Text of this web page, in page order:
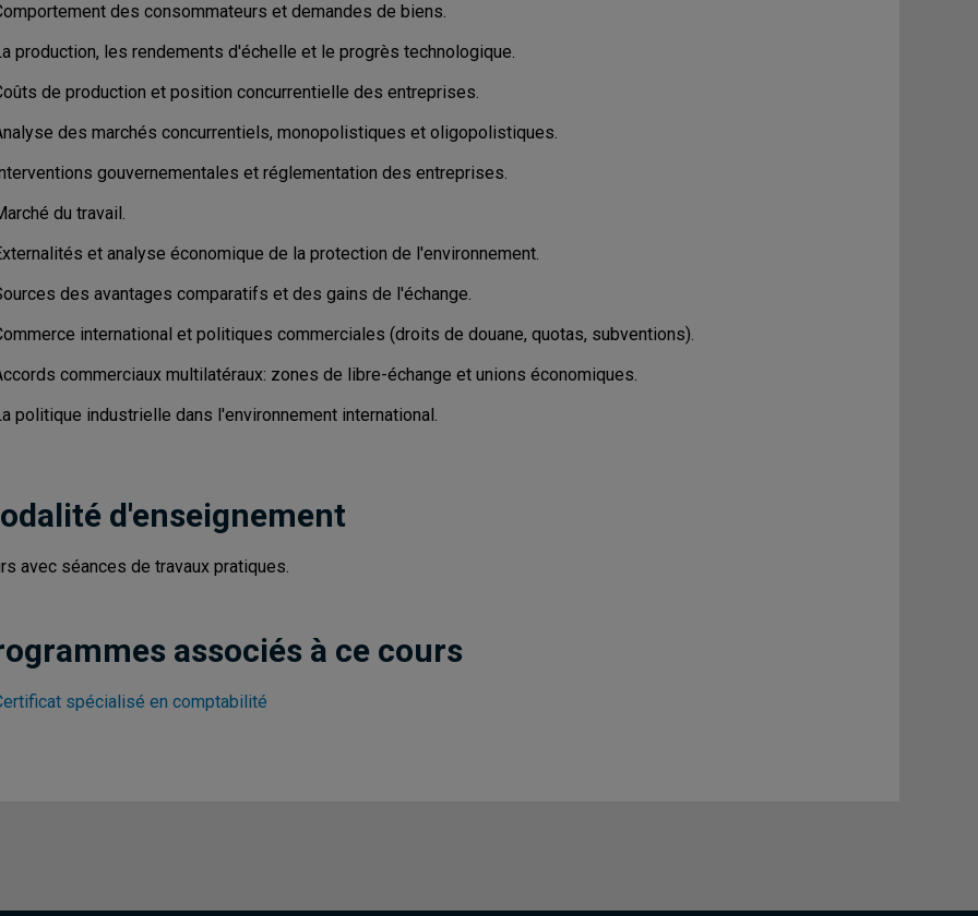
des consommateurs et demandes de biens.
production, les rendements d'échelle et le progrès technologique.
de production et position concurrentielle des entreprises.
des marchés concurrentiels, monopolistiques et oligopolistiques.
gouvernementales et réglementation des entreprises.
du travail.
et analyse économique de la protection de l'environnement.
des avantages comparatifs et des gains de l'échange.
international et politiques commerciales (droits de douane, quotas, subventions).
commerciaux multilatéraux: zones de libre-échange et unions économiques.
politique industrielle dans l'environnement international.
d'enseignement
avec séances de travaux pratiques.
associés à ce cours
spécialisé en comptabilité